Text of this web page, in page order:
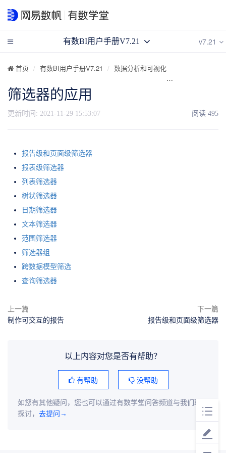
首页 有数BI用户手册V7.21 数据分析和可视化
筛选器的应用
更新时间: 2021-11-29 15:53:07 阅读 495
报告级和页面级筛选器
报表级筛选器
列表筛选器
树状筛选器
日期筛选器
文本筛选器
范围筛选器
筛选器组
跨数据模型筛选
查询筛选器
上一篇
制作可交互的报告
下一篇
报告级和页面级筛选器
以上内容对您是否有帮助？
有帮助 没帮助
如您有其他疑问，您也可以通过有数学堂问答频道与我们联系
探讨， 去提问→
有数BI用户手册V7.21 v7.21